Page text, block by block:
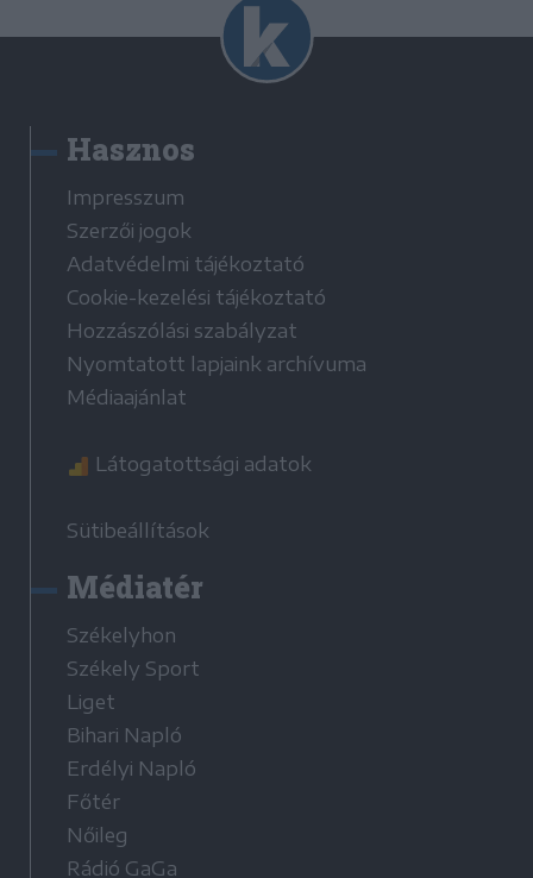
Hasznos
Impresszum
Szerzői jogok
Adatvédelmi tájékoztató
Cookie-kezelési tájékoztató
Hozzászólási szabályzat
Nyomtatott lapjaink archívuma
Médiaajánlat
Látogatottsági adatok
Sütibeállítások
Médiatér
Székelyhon
Székely Sport
Liget
Bihari Napló
Erdélyi Napló
Főtér
Nőileg
Rádió GaGa